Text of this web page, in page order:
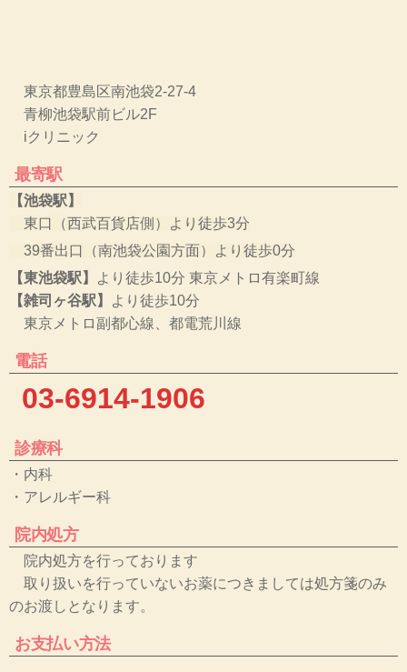
東京都豊島区南池袋2-27-4
青柳池袋駅前ビル2F
iクリニック
最寄駅
【池袋駅】
東口（西武百貨店側）より徒歩3分
39番出口（南池袋公園方面）より徒歩0分
【東池袋駅】
より徒歩10分 東京メトロ有楽町線
【雑司ヶ谷駅】
より徒歩10分
東京メトロ副都心線、都電荒川線
電話
03-6914-1906
診療科
・内科
・アレルギー科
院内処方
院内処方を行っております
取り扱いを行っていないお薬につきましては処方箋のみ
のお渡しとなります。
お支払い方法